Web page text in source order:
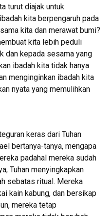
turut diajak untuk
kita berpengaruh pada
kita dan merawat bumi?
kita lebih peduli
dan kepada sesama yang
ibadah kita tidak hanya
menginginkan ibadah kita
nyata yang memulihkan
keras dari Tuhan
bertanya-tanya, mengapa
padahal mereka sudah
Tuhan menyingkapkan
sebatas ritual. Mereka
kain kabung, dan bersikap
mereka tetap